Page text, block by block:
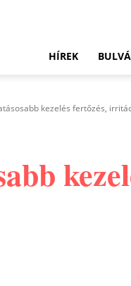
HÍREK
kezelés fertőzés,